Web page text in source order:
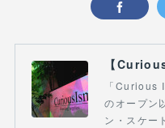
「Curious
のオープン
ン・スケー